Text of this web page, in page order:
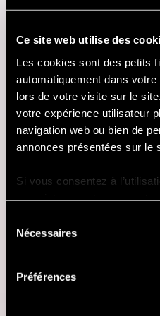
Ce site web utilise des
Les cookies sont des petits
automatiquement dans
lors de votre visite sur le
votre expérience utilisateur
navigation web ou bien de
annonces présentées sur le
Si vous consentez à
consentir à cette utilisation
fonctionnement et ne
Nécessaires
Préférences
Senior